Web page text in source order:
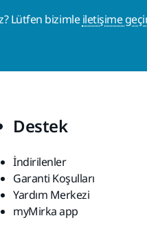
Lütfen bizimleiletişime
Destek
İndirilenler
Garanti Koşulları
Yardım Merkezi
myMirka app